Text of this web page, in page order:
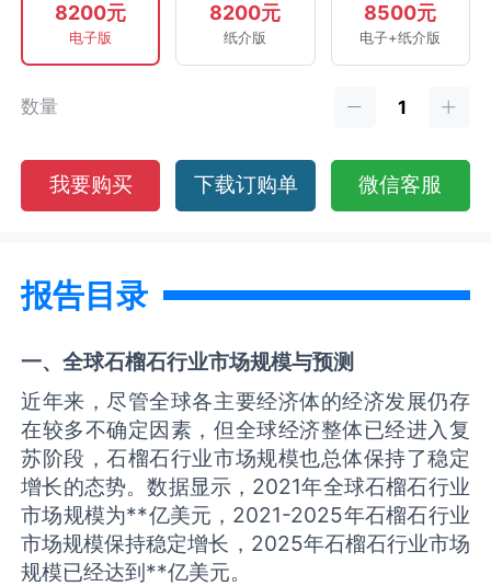
8200元
电子版
8200元
纸介版
8500元
电子+纸介版
数量
我要购买 下载订购单 微信客服
报告目录
一、全球石榴石行业市场规模与预测
近年来，尽管全球各主要经济体的经济发展仍存
在较多不确定因素，但全球经济整体已经进入复
苏阶段，石榴石行业市场规模也总体保持了稳定
增长的态势。数据显示，2021年全球石榴石行业
市场规模为**亿美元，2021-2025年石榴石行业
市场规模保持稳定增长，2025年石榴石行业市场
规模已经达到**亿美元。